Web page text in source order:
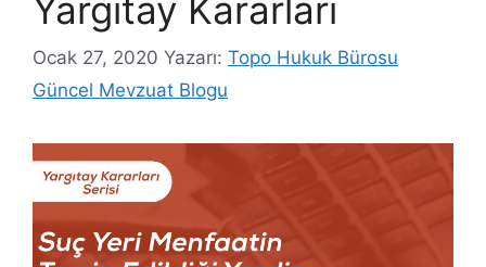
Yargıtay Kararları
Ocak 27, 2020 Yazarı: Topo Hukuk Bürosu
Güncel Mevzuat Blogu